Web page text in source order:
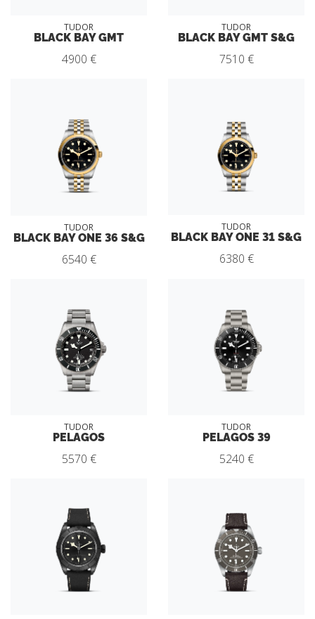
TUDOR
BLACK BAY GMT
4900 €
TUDOR
BLACK BAY GMT S&G
7510 €
TUDOR
BLACK BAY ONE 36 S&G
6540 €
TUDOR
BLACK BAY ONE 31 S&G
6380 €
TUDOR
PELAGOS
5570 €
TUDOR
PELAGOS 39
5240 €